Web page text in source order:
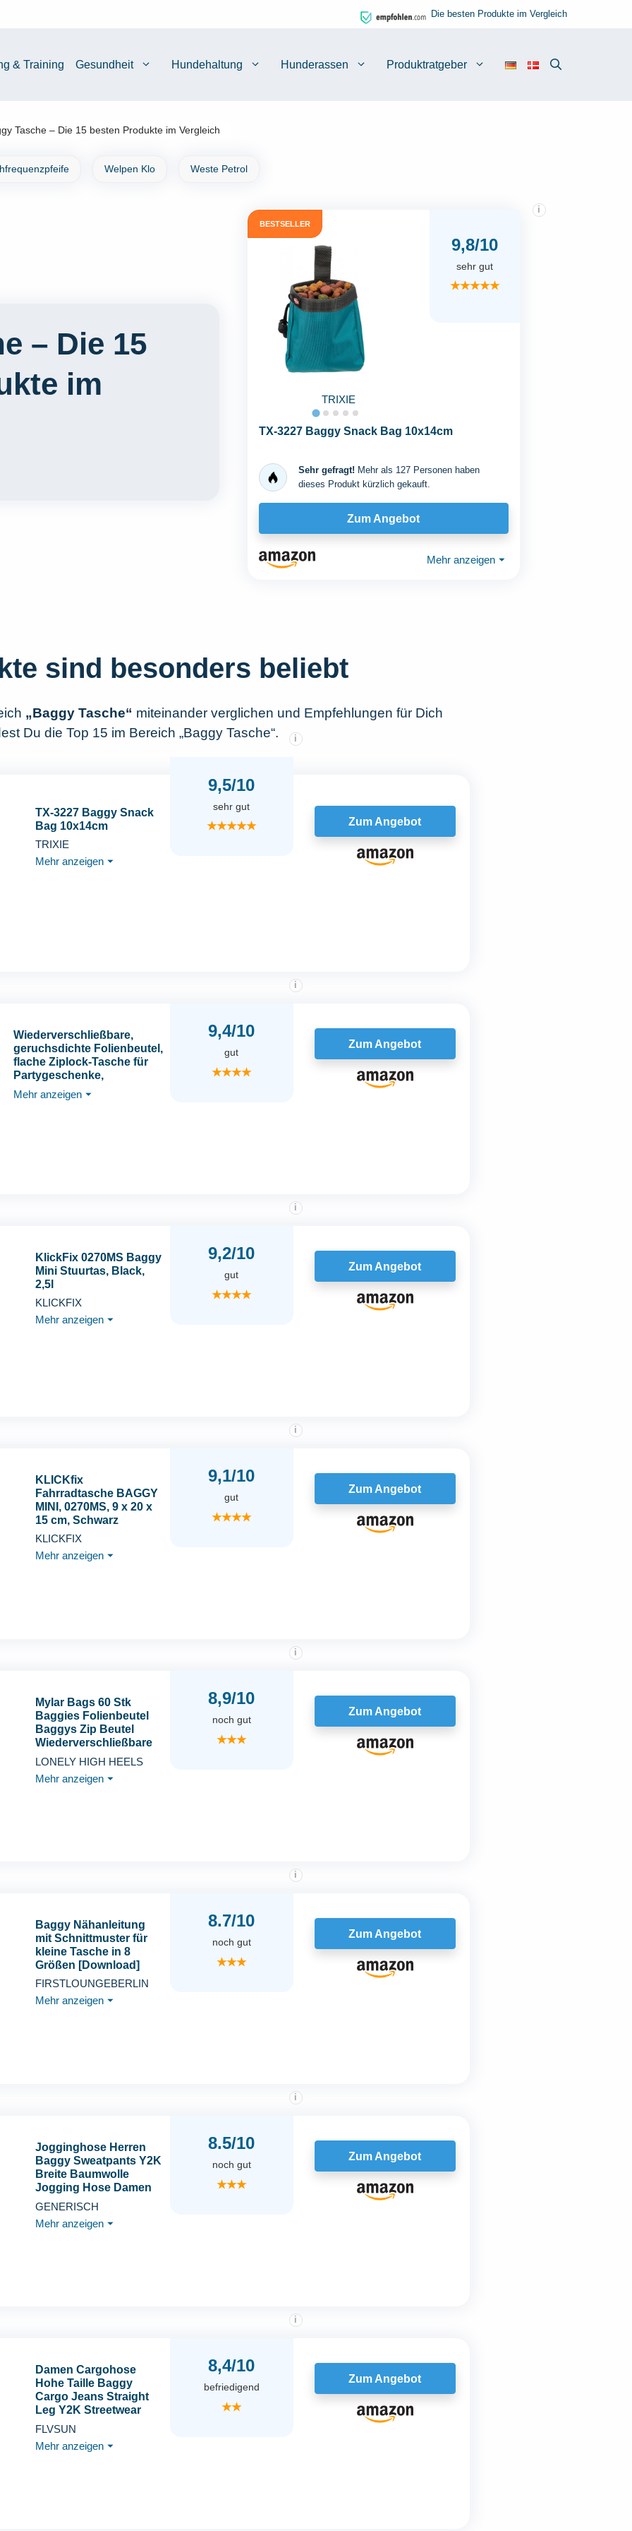
Die besten Produkte im Vergleich
& Training Gesundheit Hundehaltung Hunderassen Produktratgeber
Tasche – Die 15 besten Produkte im Vergleich
Welpen Klo Weste Petrol
– Die 15
im
BESTSELLER
TRIXIE
9,8/10
i
sehr gut
★★★★★
TX-3227 Baggy Snack Bag 10x14cm
Sehr gefragt! Mehr als 127 Personen haben
dieses Produkt kürzlich gekauft.
Zum Angebot
Mehr anzeigen ⏷
sind besonders beliebt
„Baggy Tasche“ miteinander verglichen und Empfehlungen für Dich
Du die Top 15 im Bereich „Baggy Tasche“.
TX-3227 Baggy Snack
Bag 10x14cm
TRIXIE
Mehr anzeigen ⏷
9,5/10
i
sehr gut
★★★★★ Zum Angebot
Wiederverschließbare,
geruchsdichte Folienbeutel,
flache Ziplock-Tasche für
Partygeschenke,
Lebensmittelaufbewahrung,
100 Stück
Mehr anzeigen ⏷
9,4/10
i
gut
★★★★
Zum Angebot
KlickFix 0270MS Baggy
Mini Stuurtas, Black,
2,5l
KLICKFIX
Mehr anzeigen ⏷
9,2/10
i
gut
★★★★
Zum Angebot
KLICKfix
Fahrradtasche BAGGY
MINI, 0270MS, 9 x 20 x
15 cm, Schwarz
KLICKFIX
Mehr anzeigen ⏷
9,1/10
i
gut
★★★★
Zum Angebot
Mylar Bags 60 Stk
Baggies Folienbeutel
Baggys Zip Beutel
Wiederverschließbare
Beutel 10 * 15cm Mylar
Beutel Tasche
Transparentem Fenster
LONELY HIGH HEELS
Mehr anzeigen ⏷
8,9/10
i
noch gut
★★★
Zum Angebot
Baggy Nähanleitung
mit Schnittmuster für
kleine Tasche in 8
Größen [Download]
FIRSTLOUNGEBERLIN
Mehr anzeigen ⏷
8.7/10
i
noch gut
★★★
Zum Angebot
Jogginghose Herren
Baggy Sweatpants Y2K
Breite Baumwolle
Jogging Hose Damen
Elastische Taille Weites
Bein Sporthose Lang
Sweat Pants Men
GENERISCH
Mehr anzeigen ⏷
8.5/10
i
noch gut
★★★
Zum Angebot
Damen Cargohose
Hohe Taille Baggy
Cargo Jeans Straight
Leg Y2K Streetwear
Hose 6 Taschen für
Frauen Teenager
Mädchen, Schwarz, M
FLVSUN
Mehr anzeigen ⏷
8,4/10
i
befriedigend
★★
Zum Angebot